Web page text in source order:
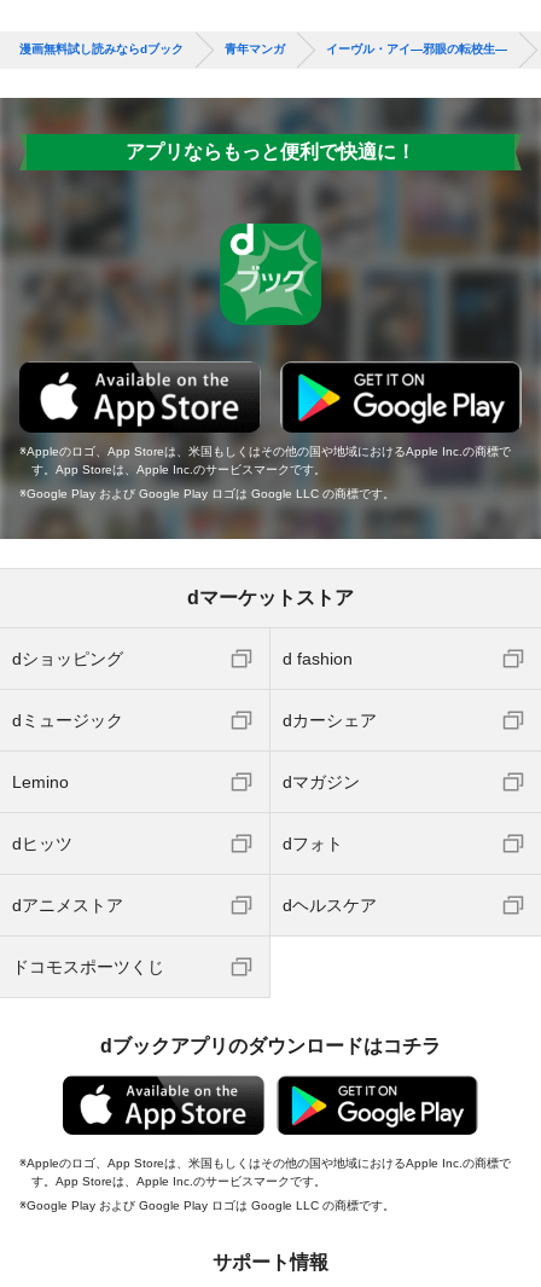
漫画無料試し読みならdブック 青年マンガ イーヴル・アイ―邪眼の転校生―
アプリならもっと便利で快適に！
Appleのロゴ、App Storeは、米国もしくはその他の国や地域におけるApple Inc.の商標で
す。App Storeは、Apple Inc.のサービスマークです。
Google Play および Google Play ロゴは Google LLC の商標です。
dマーケットストア
dショッピング d fashion
dミュージック dカーシェア
Lemino dマガジン
dヒッツ dフォト
dアニメストア dヘルスケア
ドコモスポーツくじ
dブックアプリのダウンロードはコチラ
Appleのロゴ、App Storeは、米国もしくはその他の国や地域におけるApple Inc.の商標で
す。App Storeは、Apple Inc.のサービスマークです。
Google Play および Google Play ロゴは Google LLC の商標です。
サポート情報